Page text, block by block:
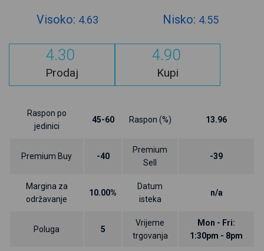
Visoko: 4.63 Nisko: 4.55
4.30
Prodaj
4.90
Kupi
Raspon po
jedinici
45-60 Raspon (%) 13.96
Premium Buy -40
Premium
Sell
-39
Margina za
održavanje
10.00%
Datum
isteka
n/a
Poluga 5
Vrijeme
trgovanja
Mon - Fri:
1:30pm - 8pm